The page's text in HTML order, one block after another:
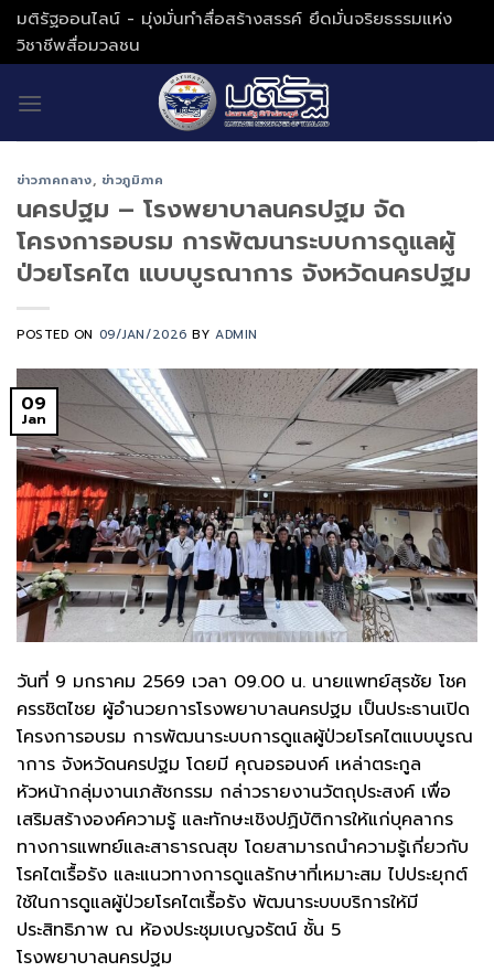
Skip
to
content
มติรัฐออนไลน์ - มุ่งมั่นทำสื่อสร้างสรรค์ ยึดมั่นจริยธรรมแห่ง
วิชาชีพสื่อมวลชน
ข่าวภาคกลาง, ข่าวภูมิภาค
นครปฐม – โรงพยาบาลนครปฐม จัด
โครงการอบรม การพัฒนาระบบการดูแลผู้
ป่วยโรคไต แบบบูรณาการ จังหวัดนครปฐม
POSTED ON 09/JAN/2026 BYADMIN
09
Jan
วันที่ 9 มกราคม 2569 เวลา 09.00 น. นายแพทย์สุรชัย โชค
ครรชิตไชย ผู้อำนวยการโรงพยาบาลนครปฐม เป็นประธานเปิด
โครงการอบรม การพัฒนาระบบการดูแลผู้ป่วยโรคไตแบบบูรณ
าการ จังหวัดนครปฐม โดยมี คุณอรอนงค์ เหล่าตระกูล
หัวหน้ากลุ่มงานเภสัชกรรม กล่าวรายงานวัตถุประสงค์ เพื่อ
เสริมสร้างองค์ความรู้ และทักษะเชิงปฏิบัติการให้แก่บุคลากร
ทางการแพทย์และสาธารณสุข โดยสามารถนำความรู้เกี่ยวกับ
โรคไตเรื้อรัง และแนวทางการดูแลรักษาที่เหมาะสม ไปประยุกต์
ใช้ในการดูแลผู้ป่วยโรคไตเรื้อรัง พัฒนาระบบบริการให้มี
ประสิทธิภาพ ณ ห้องประชุมเบญจรัตน์ ชั้น 5
โรงพยาบาลนครปฐม